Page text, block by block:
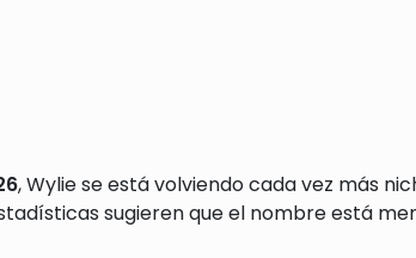
, Wylie se está volviendo cada vez más
sugieren que el nombre está